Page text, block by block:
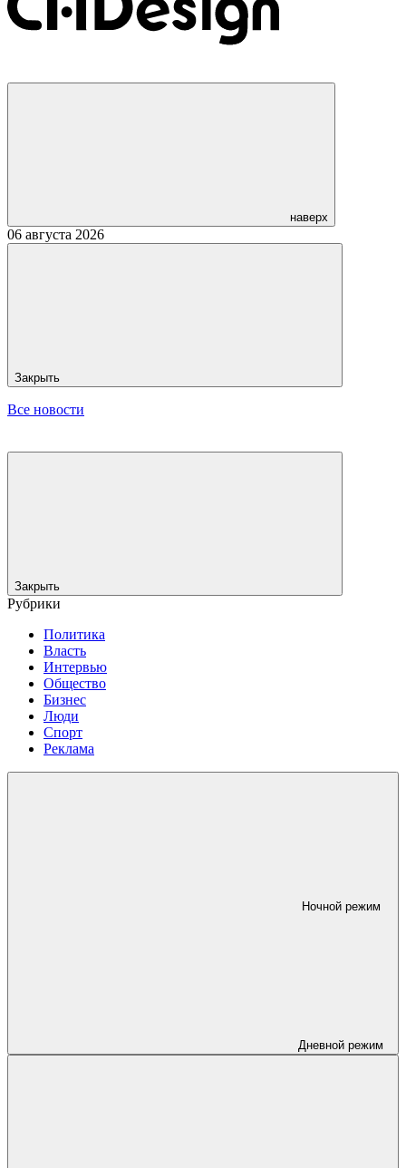
наверх
06 августа 2026
Закрыть
Все новости
Закрыть
Рубрики
Политика
Власть
Интервью
Общество
Бизнес
Люди
Спорт
Реклама
Ночной режим
Дневной режим